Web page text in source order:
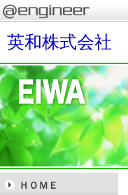
英和株式会社
ＨＯＭＥ